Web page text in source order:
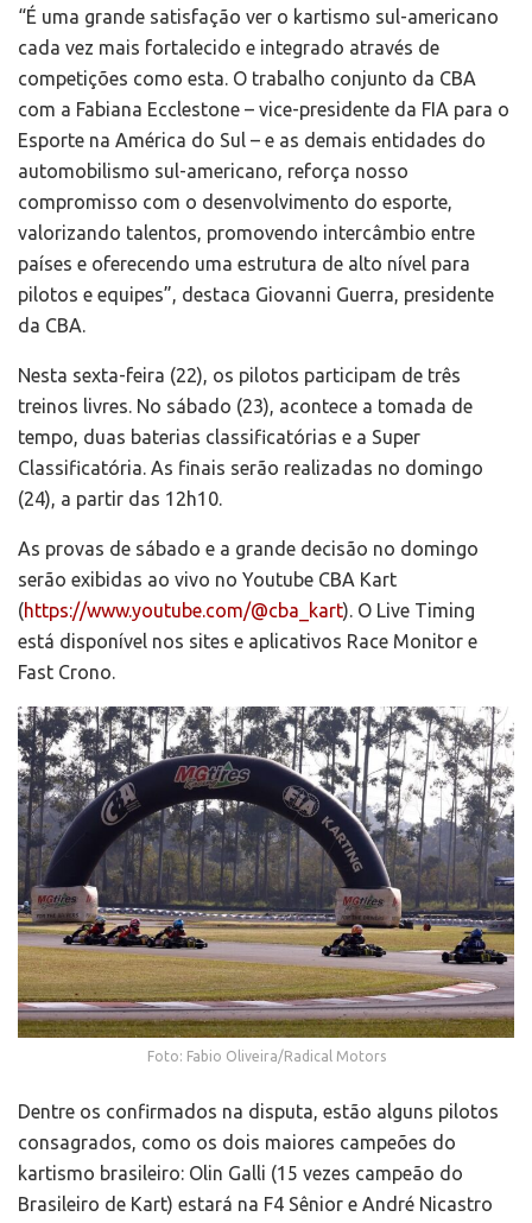
“É uma grande satisfação ver o kartismo sul-americano
cada vez mais fortalecido e integrado através de
competições como esta. O trabalho conjunto da CBA
com a Fabiana Ecclestone – vice-presidente da FIA para o
Esporte na América do Sul – e as demais entidades do
automobilismo sul-americano, reforça nosso
compromisso com o desenvolvimento do esporte,
valorizando talentos, promovendo intercâmbio entre
países e oferecendo uma estrutura de alto nível para
pilotos e equipes”, destaca Giovanni Guerra, presidente
da CBA.
Nesta sexta-feira (22), os pilotos participam de três
treinos livres. No sábado (23), acontece a tomada de
tempo, duas baterias classificatórias e a Super
Classificatória. As finais serão realizadas no domingo
(24), a partir das 12h10.
As provas de sábado e a grande decisão no domingo
serão exibidas ao vivo no Youtube CBA Kart
(https://www.youtube.com/@cba_ kart). O Live Timing
está disponível nos sites e aplicativos Race Monitor e
Fast Crono.
Foto: Fabio Oliveira/Radical Motors
Dentre os confirmados na disputa, estão alguns pilotos
consagrados, como os dois maiores campeões do
kartismo brasileiro: Olin Galli (15 vezes campeão do
Brasileiro de Kart) estará na F4 Sênior e André Nicastro